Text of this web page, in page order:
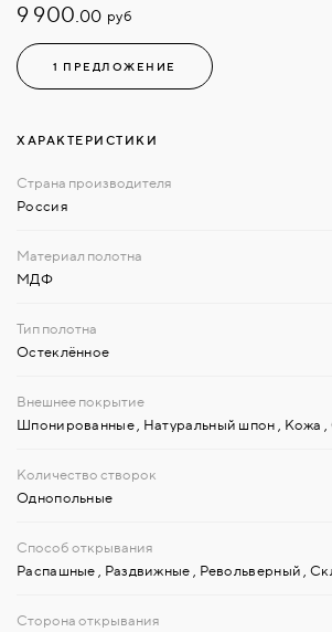
9 900.00 руб
1 ПРЕДЛОЖЕНИЕ
ХАРАКТЕРИСТИКИ
Россия
МДФ
Остеклённое
Шпонированные Натуральный шпон Кожа
Однопольные
Распашные Раздвижные Револьверный